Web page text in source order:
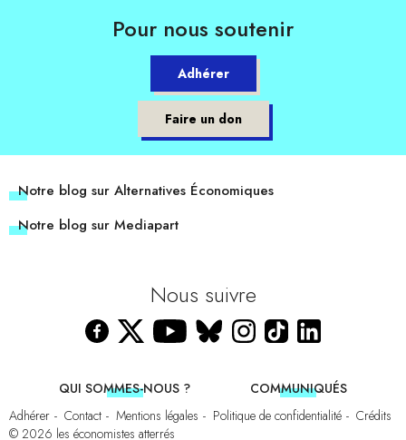
Pour nous soutenir
Adhérer
Faire un don
Notre blog sur Alternatives Économiques
Notre blog sur Mediapart
Nous suivre
QUI SOMMES-NOUS ?
COMMUNIQUÉS
Adhérer
Contact Mentions légales Politique de confidentialité
Crédits
© 2026 les économistes atterrés